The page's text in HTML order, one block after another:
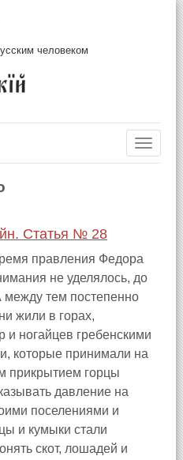
человеком
Статья № 28
правления Федора
не уделялось, до
между тем постепенно
жили в горах,
и ногайцев гребенскими
которые принимали на
прикрытием горцы
давление на
поселениями и
и кумыки стали
скот, лошадей и